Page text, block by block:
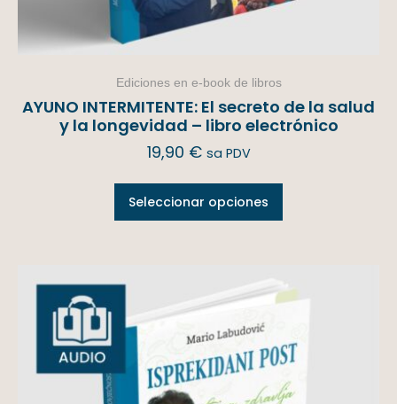
Ediciones en e-book de libros
AYUNO INTERMITENTE: El secreto de la salud
y la longevidad – libro electrónico
19,90 € sa PDV
Seleccionar opciones